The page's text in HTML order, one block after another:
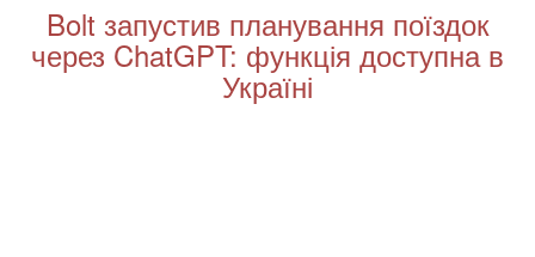
Bolt запустив планування поїздок
через ChatGPT: функція доступна в
Україні